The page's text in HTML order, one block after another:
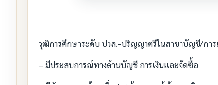
วุฒิการศึกษาระดับ ปวส.-ปริญญาตรีในสาขาบัญชี/การ
– มีประสบการณ์ทางด้านบัญชี การเงินและจัดซื้อ